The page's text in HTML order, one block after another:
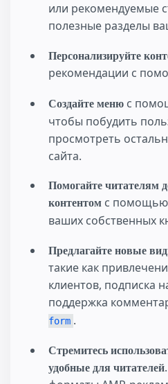
или рекомендуемые
полезные разделы
Персонализируйте
рекомендации с
Создайте меню с
чтобы побудить
просмотреть
сайта.
Помогайте читателям
контентом с помощью
ваших собственных
Предлагайте новые
такие как
клиентов, подписка
поддержка
form .
Стремитесь
удобные для читателей